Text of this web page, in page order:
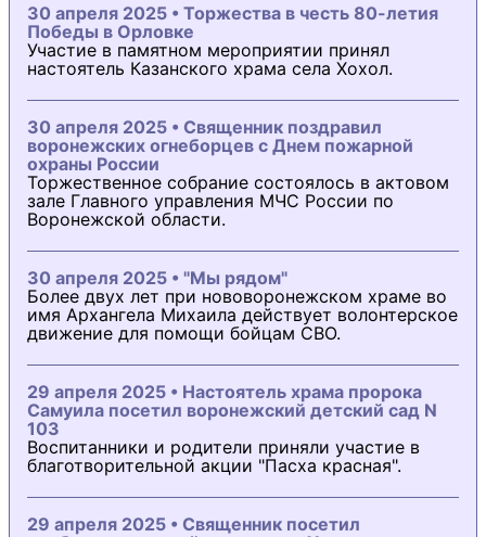
30 апреля 2025 • Торжества в честь 80-летия
Победы в Орловке
Участие в памятном мероприятии принял
настоятель Казанского храма села Хохол.
30 апреля 2025 • Священник поздравил
воронежских огнеборцев с Днем пожарной
охраны России
Торжественное собрание состоялось в актовом
зале Главного управления МЧС России по
Воронежской области.
30 апреля 2025 • "Мы рядом"
Более двух лет при нововоронежском храме во
имя Архангела Михаила действует волонтерское
движение для помощи бойцам СВО.
29 апреля 2025 • Настоятель храма пророка
Самуила посетил воронежский детский сад N
103
Воспитанники и родители приняли участие в
благотворительной акции "Пасха красная".
29 апреля 2025 • Священник посетил